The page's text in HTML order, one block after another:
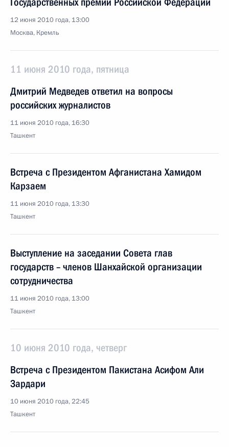
12 июня 2010 года, 13:00
Москва, Кремль
11 июня 2010 года, пятница
Дмитрий Медведев ответил на вопросы
российских журналистов
11 июня 2010 года, 16:30
Ташкент
Встреча с Президентом Афганистана Хамидом
Карзаем
11 июня 2010 года, 13:30
Ташкент
Выступление на заседании Совета глав
государств – членов Шанхайской организации
сотрудничества
11 июня 2010 года, 13:00
Ташкент
10 июня 2010 года, четверг
Встреча с Президентом Пакистана Асифом Али
Зардари
10 июня 2010 года, 22:45
Ташкент